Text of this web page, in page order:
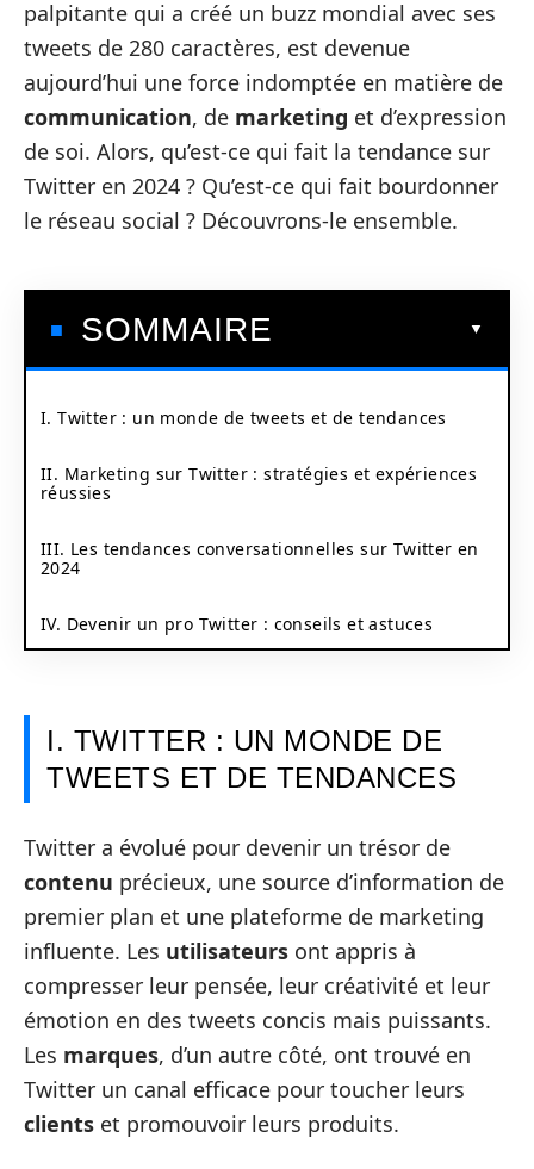
palpitante qui a créé un buzz mondial avec ses
tweets de 280 caractères, est devenue
aujourd’hui une force indomptée en matière de
communication, de marketing et d’expression
de soi. Alors, qu’est-ce qui fait la tendance sur
Twitter en 2024 ? Qu’est-ce qui fait bourdonner
le réseau social ? Découvrons-le ensemble.
SOMMAIRE
I. Twitter : un monde de tweets et de tendances
II. Marketing sur Twitter : stratégies et expériences
réussies
III. Les tendances conversationnelles sur Twitter en
2024
IV. Devenir un pro Twitter : conseils et astuces
I. TWITTER : UN MONDE DE
TWEETS ET DE TENDANCES
Twitter a évolué pour devenir un trésor de
contenu précieux, une source d’information de
premier plan et une plateforme de marketing
influente. Les utilisateurs ont appris à
compresser leur pensée, leur créativité et leur
émotion en des tweets concis mais puissants.
Les marques, d’un autre côté, ont trouvé en
Twitter un canal efficace pour toucher leurs
clients et promouvoir leurs produits.